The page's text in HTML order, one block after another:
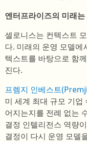
엔터프라이즈의 미래
셀로니스는 컨텍스트
다. 미래의 운영 모델
텍스트를 바탕으로 함
진다.
프렘지 인베스트
미 세계 최대 규모 기
어지는지를 전례 없는
결정 인텔리전스 역량
결정이 다시 운영 모델